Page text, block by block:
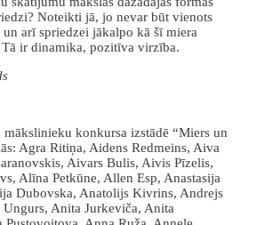
Noteikti jā, jo nevar būt vienots
arī spriedzei jākalpo kā šī miera
ir dinamika, pozitīva virzība.
mākslinieku konkursa izstādē “Miers un
Agra Ritiņa, Aidens Redmeins, Aiva
Aivars Bulis, Aivis Pīzelis,
Alīna Petkūne, Allen Esp, Anastasija
Dubovska, Anatolijs Kivrins, Andrejs
Anita Jurkeviča, Anita